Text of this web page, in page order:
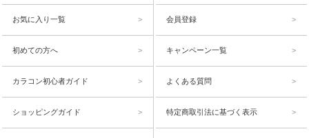
お気に入り一覧 会員登録
初めての方へ キャンペーン一覧
カラコン初心者ガイド よくある質問
ショッピングガイド 特定商取引法に基づく表示